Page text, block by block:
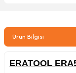
Ürün Bilgisi
ERATOOL